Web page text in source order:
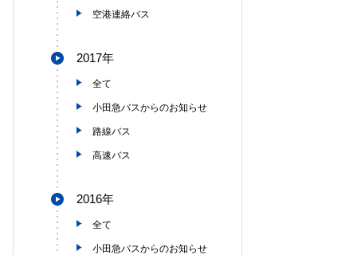
空港連絡バス
2017年
全て
小田急バスからのお知らせ
路線バス
高速バス
2016年
全て
小田急バスからのお知らせ